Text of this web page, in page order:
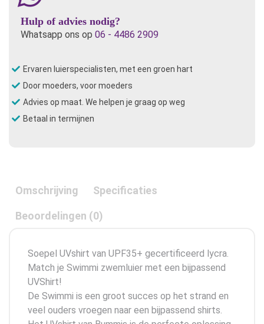
Hulp of advies nodig?
Whatsapp ons op 06 - 4486 2909
Ervaren luierspecialisten, met een groen hart
Door moeders, voor moeders
Advies op maat. We helpen je graag op weg
Betaal in termijnen
Omschrijving Specificaties
Beoordelingen (0)
Soepel UVshirt van UPF35+ gecertificeerd lycra.
Match je Swimmi zwemluier met een bijpassend
UVShirt!
De Swimmi is een groot succes op het strand en
veel ouders vroegen naar een bijpassend shirts.